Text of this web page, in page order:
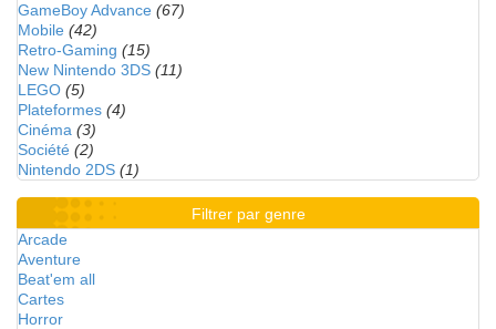
GameBoy Advance (67)
Mobile (42)
Retro-Gaming (15)
New Nintendo 3DS (11)
LEGO (5)
Plateformes (4)
Cinéma (3)
Société (2)
Nintendo 2DS (1)
Filtrer par genre
Arcade
Aventure
Beat'em all
Cartes
Horror